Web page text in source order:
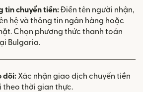
tin chuyển tiền:Điền tên người nhận,
hệ và thông tin ngân hàng hoặc
Chọn phương thức thanh toán
Bulgaria.
dõi: Xác nhận giao dịch chuyển tiền
theo thời gian thực.